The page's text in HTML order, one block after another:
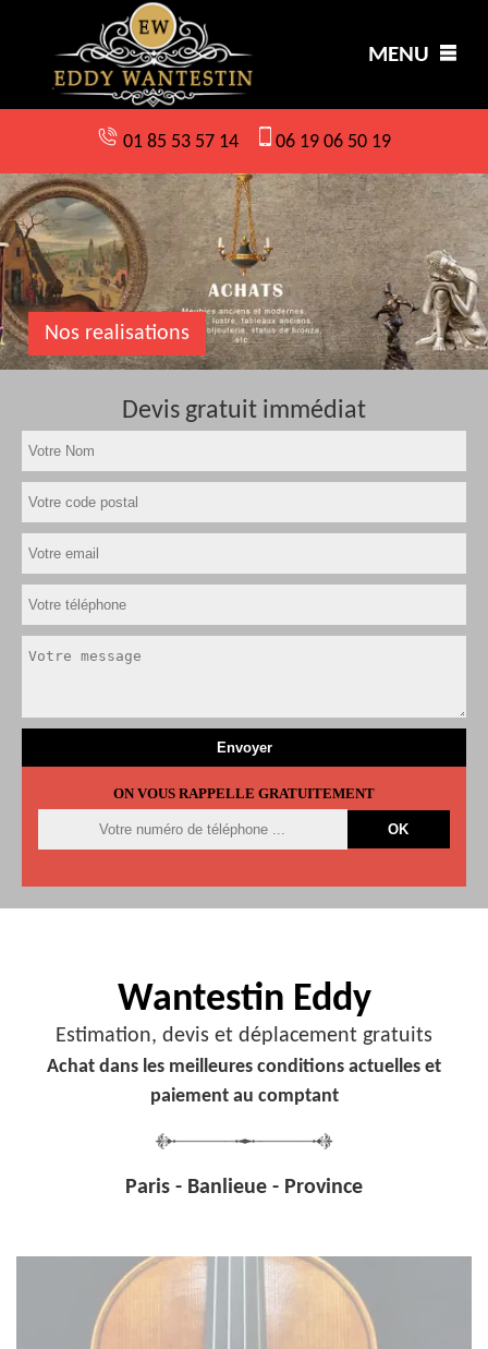
MENU
01 85 53 57 14 06 19 06 50 19
Nos realisations
Devis gratuit immédiat
ON VOUS RAPPELLE GRATUITEMENT
Wantestin Eddy
Estimation, devis et déplacement gratuits
Achat dans les meilleures conditions actuelles et
paiement au comptant
Paris - Banlieue - Province